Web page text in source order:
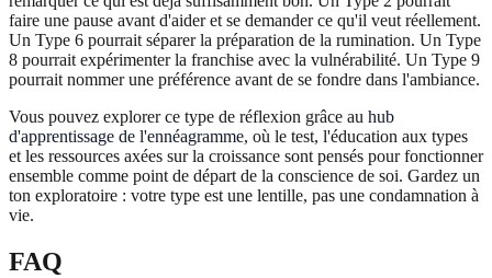
faire une pause avant d'aider et se demander ce qu'il veut réellement.
Un Type 6 pourrait séparer la préparation de la rumination. Un Type
8 pourrait expérimenter la franchise avec la vulnérabilité. Un Type 9
pourrait nommer une préférence avant de se fondre dans l'ambiance.
Vous pouvez explorer ce type de réflexion grâce au hub
d'apprentissage de l'ennéagramme, où le test, l'éducation aux types
et les ressources axées sur la croissance sont pensés pour fonctionner
ensemble comme point de départ de la conscience de soi. Gardez un
ton exploratoire : votre type est une lentille, pas une condamnation à
vie.
FAQ